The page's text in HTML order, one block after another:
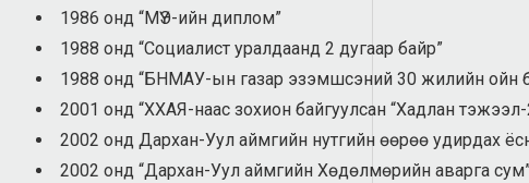
1986 онд “МҮЭ-ийн диплом”
1988 онд “Социалист уралдаанд 2 дугаар байр”
1988 онд “БНМАУ-ын газар эзэмшсэний 30 жилийн ойн
2001 онд “ХХАЯ-наас зохион байгуулсан “Хадлан
2002 онд Дархан-Уул аймгийн нутгийн өөрөө удирдах
2002 онд “Дархан-Уул аймгийн Хөдөлмөрийн аварга